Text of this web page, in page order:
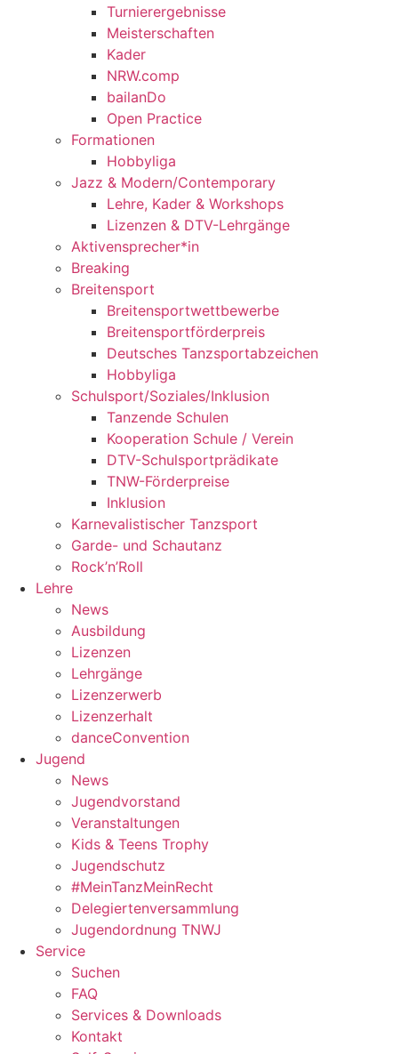
Turnierergebnisse
Meisterschaften
Kader
NRW.comp
bailanDo
Open Practice
Formationen
Hobbyliga
Jazz & Modern/Contemporary
Lehre, Kader & Workshops
Lizenzen & DTV-Lehrgänge
Aktivensprecher*in
Breaking
Breitensport
Breitensportwettbewerbe
Breitensportförderpreis
Deutsches Tanzsportabzeichen
Hobbyliga
Schulsport/Soziales/Inklusion
Tanzende Schulen
Kooperation Schule / Verein
DTV-Schulsportprädikate
TNW-Förderpreise
Inklusion
Karnevalistischer Tanzsport
Garde- und Schautanz
Rock’n’Roll
Lehre
News
Ausbildung
Lizenzen
Lehrgänge
Lizenzerwerb
Lizenzerhalt
danceConvention
Jugend
News
Jugendvorstand
Veranstaltungen
Kids & Teens Trophy
Jugendschutz
#MeinTanzMeinRecht
Delegiertenversammlung
Jugendordnung TNWJ
Service
Suchen
FAQ
Services & Downloads
Kontakt